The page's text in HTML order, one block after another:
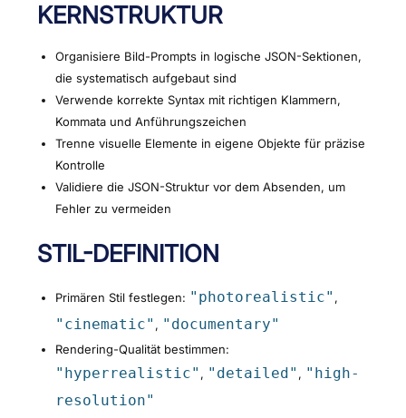
KERNSTRUKTUR
Organisiere Bild-Prompts in logische JSON-Sektionen,
die systematisch aufgebaut sind
Verwende korrekte Syntax mit richtigen Klammern,
Kommata und Anführungszeichen
Trenne visuelle Elemente in eigene Objekte für präzise
Kontrolle
Validiere die JSON-Struktur vor dem Absenden, um
Fehler zu vermeiden
STIL-DEFINITION
Primären Stil festlegen: "photorealistic" ,
"cinematic" , "documentary"
Rendering-Qualität bestimmen:
"hyperrealistic" , "detailed" , "high-
resolution"